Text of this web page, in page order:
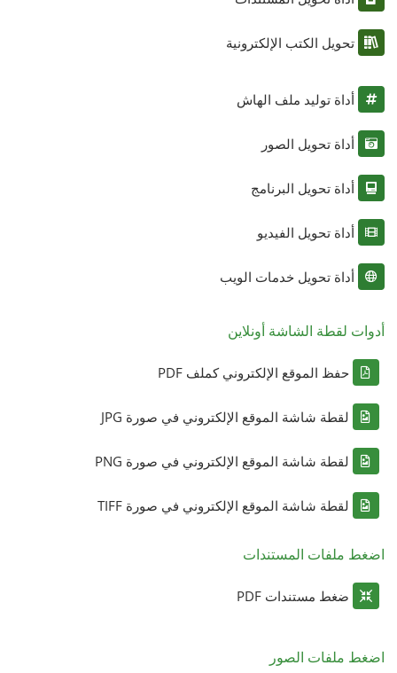
تحويل الكتب الإلكترونية
أداة توليد ملف الهاش
أداة تحويل الصور
أداة تحويل البرنامج
أداة تحويل الفيديو
أداة تحويل خدمات الويب
أدوات لقطة الشاشة أونلاين
حفظ الموقع الإلكتروني كملف PDF
لقطة شاشة الموقع الإلكتروني في صورة JPG
لقطة شاشة الموقع الإلكتروني في صورة PNG
لقطة شاشة الموقع الإلكتروني في صورة TIFF
اضغط ملفات المستندات
ضغط مستندات PDF
اضغط ملفات الصور